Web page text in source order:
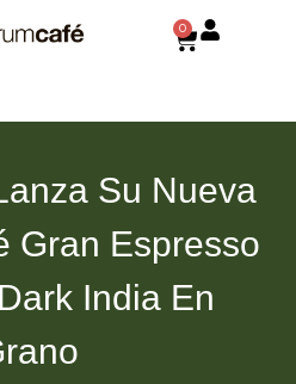
0
Su Nueva
Gran Espresso
India En